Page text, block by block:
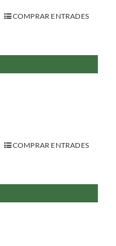
COMPRAR ENTRADES
COMPRAR ENTRADES